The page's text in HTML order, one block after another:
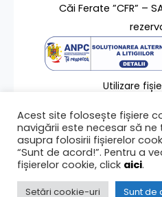
Căi Ferate ”CFR” –
Utilizare
Ultima modificare a
Acest site folosește fișiere
navigării este necesar să
asupra folosirii fișierelor
“Sunt de acord!”. Pentru a
fișierelor cookie, click aici.
Setări cookie-uri Sunt de